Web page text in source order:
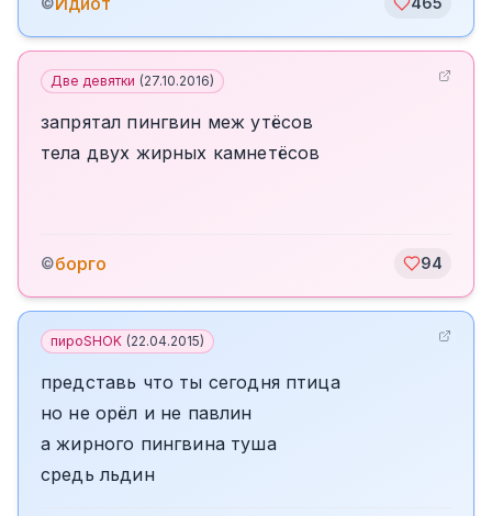
Две девятки (27.10.2016)
запрятал пингвин меж утёсов
тела двух жирных камнетёсов
©борго 94
пироSHOK (22.04.2015)
представь что ты сегодня птица
но не орёл и не павлин
а жирного пингвина туша
средь льдин